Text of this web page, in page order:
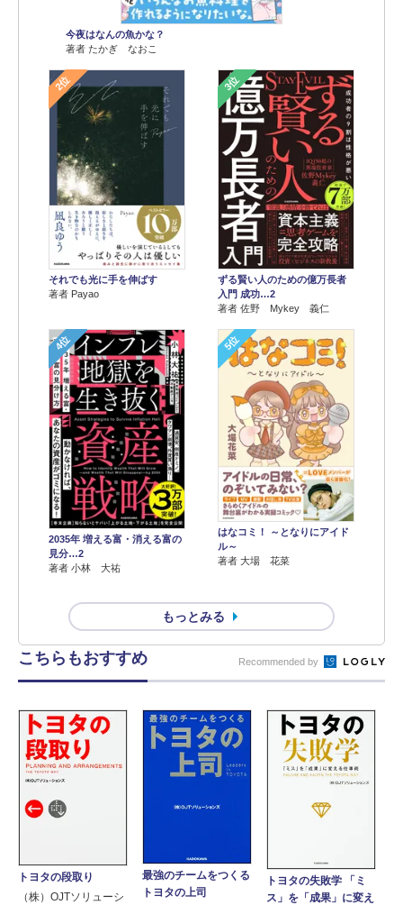
今夜はなんの魚かな？
著者 たかぎ なおこ
2位
それでも光に手を伸ばす
著者 Payao
3位
ずる賢い人のための億万長者
入門 成功…2
著者 佐野 Mykey 義仁
4位
2035年 増える富・消える富の
見分…2
著者 小林 大祐
5位
はなコミ！ ～となりにアイド
ル～
著者 大場 花菜
もっとみる
こちらもおすすめ Recommended by
トヨタの段取り
（株）OJTソリューシ
最強のチームをつくる
トヨタの上司
トヨタの失敗学 「ミ
ス」を「成果」に変え